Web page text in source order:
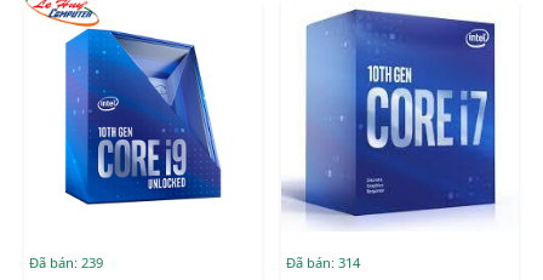
Đã bán: 239 Đã bán: 314